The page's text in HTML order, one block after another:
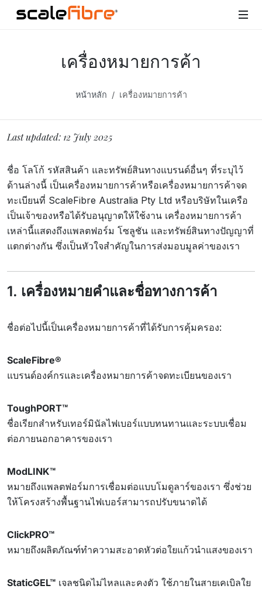
เครื่องหมายการค้า
หน้าหลัก เครื่องหมายการค้า
Last updated: 12 July 2025
ชื่อ โลโก้ รหัสสินค้า และทรัพย์สินทางแบรนด์อื่นๆ ที่ระบุไว้
ด้านล่างนี้ เป็นเครื่องหมายการค้าหรือเครื่องหมายการค้าจด
ทะเบียนที่ ScaleFibre Australia Pty Ltd หรือบริษัทในเครือ
เป็นเจ้าของหรือได้รับอนุญาตให้ใช้งาน เครื่องหมายการค้า
เหล่านี้แสดงถึงแพลตฟอร์ม โซลูชัน และทรัพย์สินทางปัญญาที่
แตกต่างกัน ซึ่งเป็นหัวใจสำคัญในการส่งมอบมูลค่าของเรา
1. เครื่องหมายคำและชื่อทางการค้า
ชื่อต่อไปนี้เป็นเครื่องหมายการค้าที่ได้รับการคุ้มครอง:
ScaleFibre®
แบรนด์องค์กรและเครื่องหมายการค้าจดทะเบียนของเรา
ToughPORT™
ชื่อเรียกสำหรับเทอร์มินัลไฟเบอร์แบบทนทานและระบบเชื่อม
ต่อภายนอกอาคารของเรา
ModLINK™
หมายถึงแพลตฟอร์มการเชื่อมต่อแบบโมดูลาร์ของเรา ซึ่งช่วย
ให้โครงสร้างพื้นฐานไฟเบอร์สามารถปรับขนาดได้
ClickPRO™
หมายถึงผลิตภัณฑ์ทำความสะอาดหัวต่อใยแก้วนำแสงของเรา
StaticGEL™ เจลชนิดไม่ไหลและคงตัว ใช้ภายในสายเคเบิลใย